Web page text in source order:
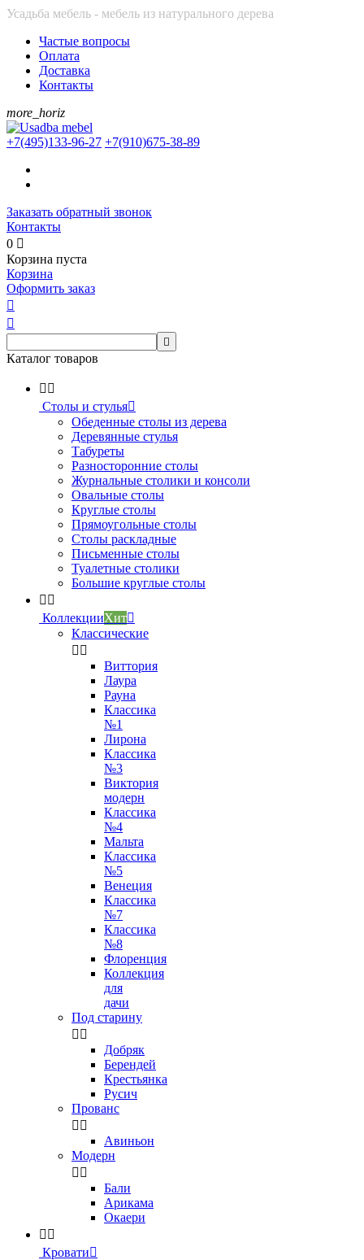
Усадьба мебель - мебель из натурального дерева
Частые вопросы
Оплата
Доставка
Контакты
more_horiz
+7(495)133-96-27 +7(910)675-38-89
Заказать обратный звонок
Контакты
0 
Корзина пуста
Корзина
Оформить заказ



Каталог товаров
 
Столы и стулья
Обеденные столы из дерева
Деревянные стулья
Табуреты
Разносторонние столы
Журнальные столики и консоли
Овальные столы
Круглые столы
Прямоугольные столы
Столы раскладные
Письменные столы
Туалетные столики
Большие круглые столы
 
КоллекцииХит
Классические
 
Виттория
Лаура
Рауна
Классика
№1
Лирона
Классика
№3
Виктория
модерн
Классика
№4
Мальта
Классика
№5
Венеция
Классика
№7
Классика
№8
Флоренция
Коллекция
для
дачи
Под старину
 
Добряк
Берендей
Крестьянка
Русич
Прованс
 
Авиньон
Модерн
 
Бали
Арикама
Окаери
 
Кровати